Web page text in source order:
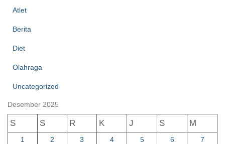
Atlet
Berita
Diet
Olahraga
Uncategorized
Desember 2025
S S R K J S M
1 2 3 4 5 6
7